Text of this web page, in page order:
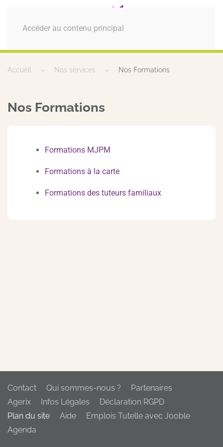
Accéder au contenu principal
MENU
Accueil Nos services Nos Formations
Nos Formations
Formations MJPM
Formations à la carte
Formations des tuteurs familiaux
Contact Qui sommes-nous ?
Partenaires
Agerix
Infos Légales
Déclaration RGPD
Plan du site
Aide
Emplois Tutelle avec Jooble
Agenda